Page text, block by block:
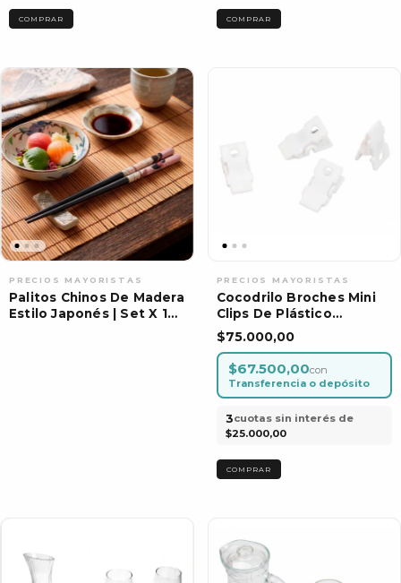
Palitos Chinos De Madera
Estilo Japonés | Set X 12
Cocodrilo Broches Mini
Clips De Plástico
Multiuso | Bag X 1000 Pcs
$75.000,00
$67.500,00con
Transferencia o depósito
3cuotas sin interés de
$25.000,00